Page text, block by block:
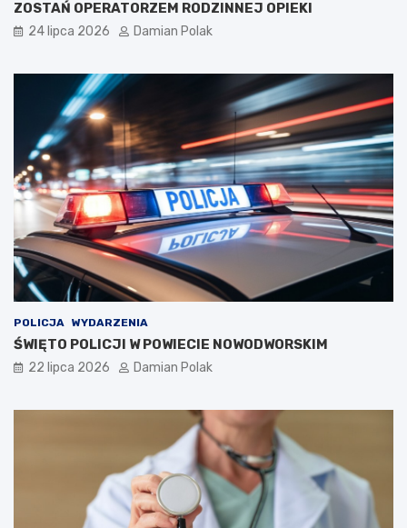
ZOSTAŃ OPERATORZEM RODZINNEJ OPIEKI
24 lipca 2026 Damian Polak
POLICJA WYDARZENIA
ŚWIĘTO POLICJI W POWIECIE NOWODWORSKIM
22 lipca 2026 Damian Polak